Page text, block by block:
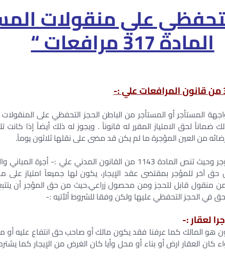
علي منقولات
المادة 317 مرافعات “
المستأجر أو المستأجر من الباطن الحجز التحفظي على
ضماناً لحق الامتياز المقرر له قانوناً . ويجوز له ذلك أيضاً إذا كانت
من العين المؤجرة ما لم يكن قد مضى على نقلها ثلاثون يوماً.
– ومع مراعاة حق امتياز المؤجر وحيث تنص المادة 1143 من القانون المدني
آخر للمؤجر بمقتضى عقد الإيجار، يكون لها جميعاً امتياز على
منقول قابل للحجز ومن محصول زراعي.حيث من حق المؤجر أن يتتبع
لعقار :-
هو المالك كما عرفنا فقد يكون مالك أو صاحب حق انتفاع عليه أو
كان العقار ارض أو بناء أو محل وأيا كان الغرض من الإيجار كما